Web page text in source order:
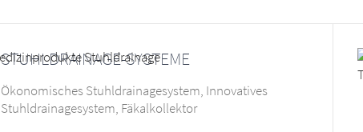
STUHLDRAINAGE-SYSTEME
Ökonomisches Stuhldrainagesystem, Innovatives
Stuhldrainagesystem, Fäkalkollektor